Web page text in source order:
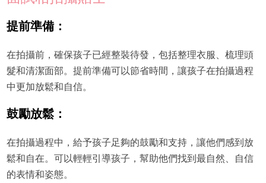
提前準備：
在拍攝前，確保孩子已經整裝待發，包括整理衣服、梳理頭
髮和清潔面部。提前準備可以節省時間，讓孩子在拍攝過程
中更加放鬆和自信。
鼓勵放鬆：
在拍攝過程中，給予孩子足夠的鼓勵和支持，讓他們感到放
鬆和自在。可以輕輕引導孩子，幫助他們找到最自然、自信
的表情和姿態。